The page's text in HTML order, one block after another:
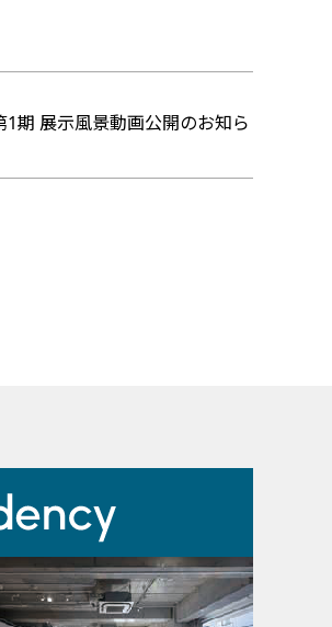
1期 展示風景動画公開のお知ら